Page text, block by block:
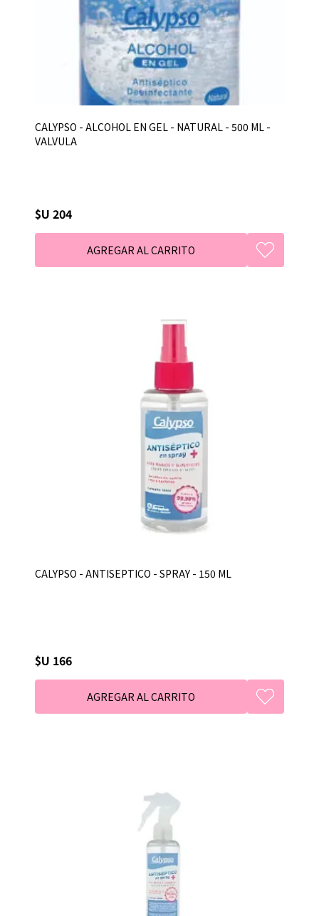
CALYPSO - ALCOHOL EN GEL - NATURAL - 500 ML -
VALVULA
$U 204
CALYPSO - ANTISEPTICO - SPRAY - 150 ML
$U 166